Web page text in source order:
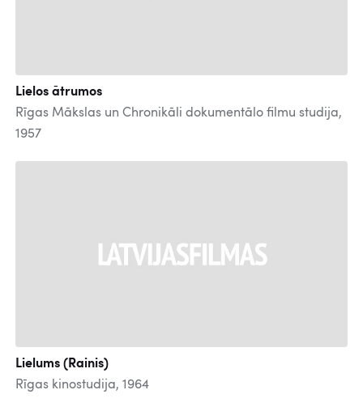
Lielos ātrumos
Rīgas Mākslas un Chronikāli dokumentālo filmu studija,
1957
Lielums (Rainis)
Rīgas kinostudija, 1964